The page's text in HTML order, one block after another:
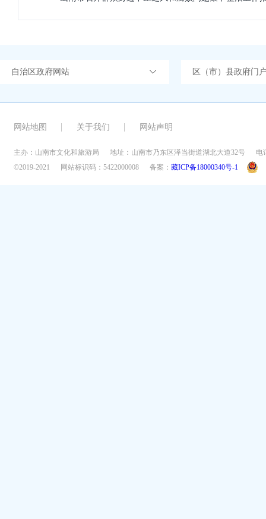
自治区政府网站 区（市）县政府门
网站地图 关于我们 网站声明
主办：山南市文化和旅游局 地址：山南市乃东区泽当街道湖北大道32号
电
©2019-2021
网站标识码：5422000008 备案： 藏ICP备18000340号-1